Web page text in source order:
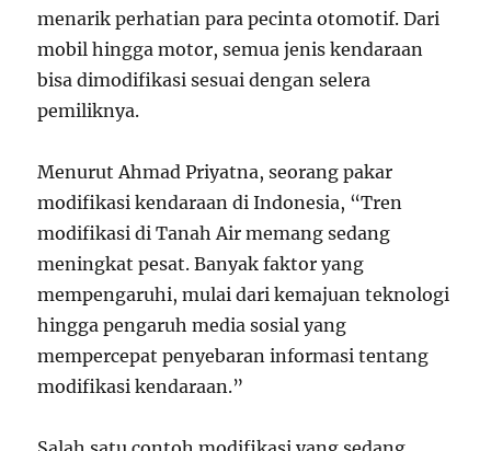
menarik perhatian para pecinta otomotif. Dari
mobil hingga motor, semua jenis kendaraan
bisa dimodifikasi sesuai dengan selera
pemiliknya.
Menurut Ahmad Priyatna, seorang pakar
modifikasi kendaraan di Indonesia, “Tren
modifikasi di Tanah Air memang sedang
meningkat pesat. Banyak faktor yang
mempengaruhi, mulai dari kemajuan teknologi
hingga pengaruh media sosial yang
mempercepat penyebaran informasi tentang
modifikasi kendaraan.”